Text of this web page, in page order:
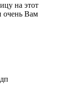
на этот
очень Вам